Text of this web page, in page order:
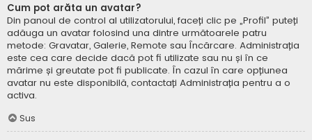
Cum pot arăta un avatar?
Din panoul de control al utilizatorului, faceți clic pe „Profil” puteți
adăuga un avatar folosind una dintre următoarele patru
metode: Gravatar, Galerie, Remote sau Încărcare. Administrația
este cea care decide dacă pot fi utilizate sau nu și în ce
mărime și greutate pot fi publicate. În cazul în care opțiunea
avatar nu este disponibilă, contactați Administrația pentru a o
activa.
Sus